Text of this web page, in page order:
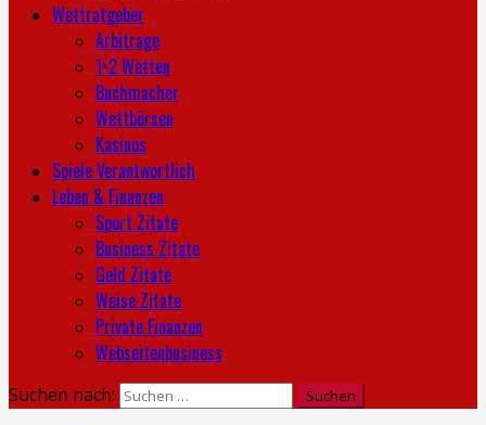
Wettratgeber
Arbitrage
1×2 Wetten
Buchmacher
Wettbörsen
Kasinos
Spiele Verantwortlich
Leben & Finanzen
Sport Zitate
Business Zitate
Geld Zitate
Weise Zitate
Private Finanzen
Webseitenbusiness
Suchen nach: